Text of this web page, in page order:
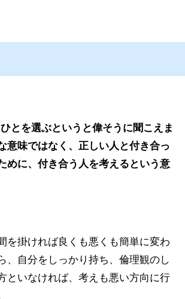
とを選ぶというと偉そうに聞こえま
意味ではなく、正しい人と付き合っ
めに、付き合う人を考えるという意
を掛ければ良くも悪くも簡単に変わ
、自分をしっかり持ち、倫理観のし
といなければ、考えも悪い方向に行